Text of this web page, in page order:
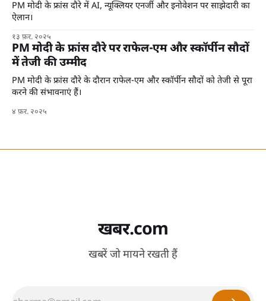
PM मोदी के फ्रांस दौरे में AI, न्यूक्लियर एनर्जी और इनोवेशन पर साझेदारी का
ऐलान।
१३ फ़र. २०२५
PM मोदी के फ्रांस दौरे पर राफेल-एम और स्कॉर्पीन सौदों
में तेजी की उम्मीद
PM मोदी के फ्रांस दौरे के दौरान राफेल-एम और स्कॉर्पीन सौदों को तेजी से पूरा
करने की संभावनाएं हैं।
४ फ़र. २०२५
खबर.com
खबरें जो मायने रखती हैं